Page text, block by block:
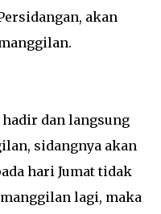
akan
dan langsung
sidangnya akan
hari Jumat tidak
lagi, maka